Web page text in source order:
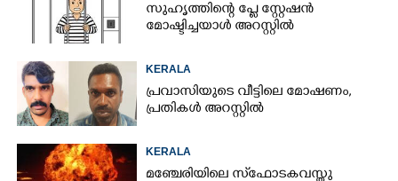
സുഹൃത്തിന്റെ പ്ളേ സ്റ്റേഷൻ
മോഷ്ടിച്ചയാൾ അറസ്റ്റിൽ
KERALA
പ്രവാസിയുടെ വീട്ടിലെ മോഷണം,​
പ്രതികൾ അറസ്റ്റിൽ
KERALA
മഞ്ചേരിയിലെ സ്‌ഫോടകവസ്തു